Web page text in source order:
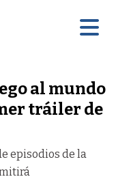
al mundo
tráiler de
episodios de la